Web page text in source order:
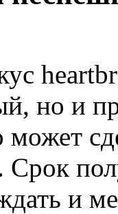
но и
может
Срок
и